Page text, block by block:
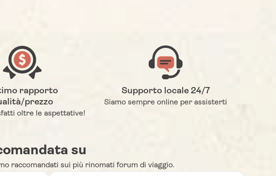
rapporto
prezzo
oltre le aspettative!
Supporto locale 24/7
Siamo sempre online per assisterti
su
raccomandati sui più rinomati forum di viaggio.